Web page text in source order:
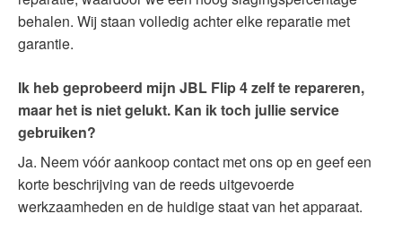
behalen. Wij staan volledig achter elke reparatie met
garantie.
Ik heb geprobeerd mijn JBL Flip 4 zelf te repareren,
maar het is niet gelukt. Kan ik toch jullie service
gebruiken?
Ja. Neem vóór aankoop contact met ons op en geef een
korte beschrijving van de reeds uitgevoerde
werkzaamheden en de huidige staat van het apparaat.